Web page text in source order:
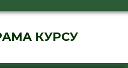
КУРСУ